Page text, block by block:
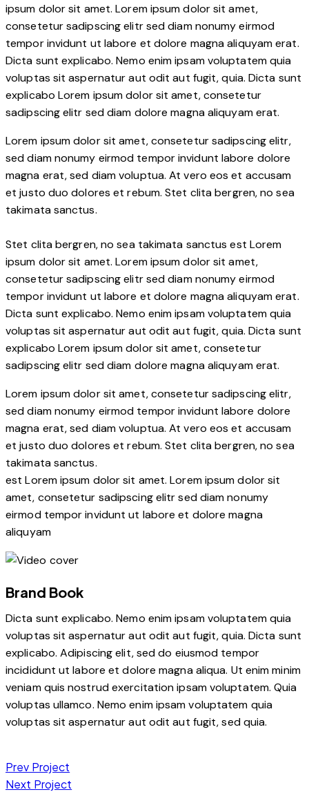
ipsum dolor sit amet. Lorem ipsum dolor sit amet,
consetetur sadipscing elitr sed diam nonumy eirmod
tempor invidunt ut labore et dolore magna aliquyam erat.
Dicta sunt explicabo. Nemo enim ipsam voluptatem quia
voluptas sit aspernatur aut odit aut fugit, quia. Dicta sunt
explicabo Lorem ipsum dolor sit amet, consetetur
sadipscing elitr sed diam dolore magna aliquyam erat.
Lorem ipsum dolor sit amet, consetetur sadipscing elitr,
sed diam nonumy eirmod tempor invidunt labore dolore
magna erat, sed diam voluptua. At vero eos et accusam
et justo duo dolores et rebum. Stet clita bergren, no sea
takimata sanctus.
Stet clita bergren, no sea takimata sanctus est Lorem
ipsum dolor sit amet. Lorem ipsum dolor sit amet,
consetetur sadipscing elitr sed diam nonumy eirmod
tempor invidunt ut labore et dolore magna aliquyam erat.
Dicta sunt explicabo. Nemo enim ipsam voluptatem quia
voluptas sit aspernatur aut odit aut fugit, quia. Dicta sunt
explicabo Lorem ipsum dolor sit amet, consetetur
sadipscing elitr sed diam dolore magna aliquyam erat.
Lorem ipsum dolor sit amet, consetetur sadipscing elitr,
sed diam nonumy eirmod tempor invidunt labore dolore
magna erat, sed diam voluptua. At vero eos et accusam
et justo duo dolores et rebum. Stet clita bergren, no sea
takimata sanctus.
est Lorem ipsum dolor sit amet. Lorem ipsum dolor sit
amet, consetetur sadipscing elitr sed diam nonumy
eirmod tempor invidunt ut labore et dolore magna
aliquyam
Brand Book
Dicta sunt explicabo. Nemo enim ipsam voluptatem quia
voluptas sit aspernatur aut odit aut fugit, quia. Dicta sunt
explicabo. Adipiscing elit, sed do eiusmod tempor
incididunt ut labore et dolore magna aliqua. Ut enim minim
veniam quis nostrud exercitation ipsam voluptatem. Quia
voluptas ullamco. Nemo enim ipsam voluptatem quia
voluptas sit aspernatur aut odit aut fugit, sed quia.
Prev Project
Next Project